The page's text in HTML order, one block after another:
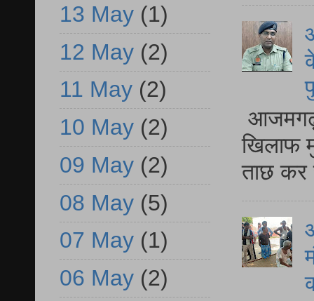
आजमगढ़
खिलाफ
ताछ कर
13 May (1)
12 May (2)
11 May (2)
10 May (2)
09 May (2)
08 May (5)
07 May (1)
06 May (2)